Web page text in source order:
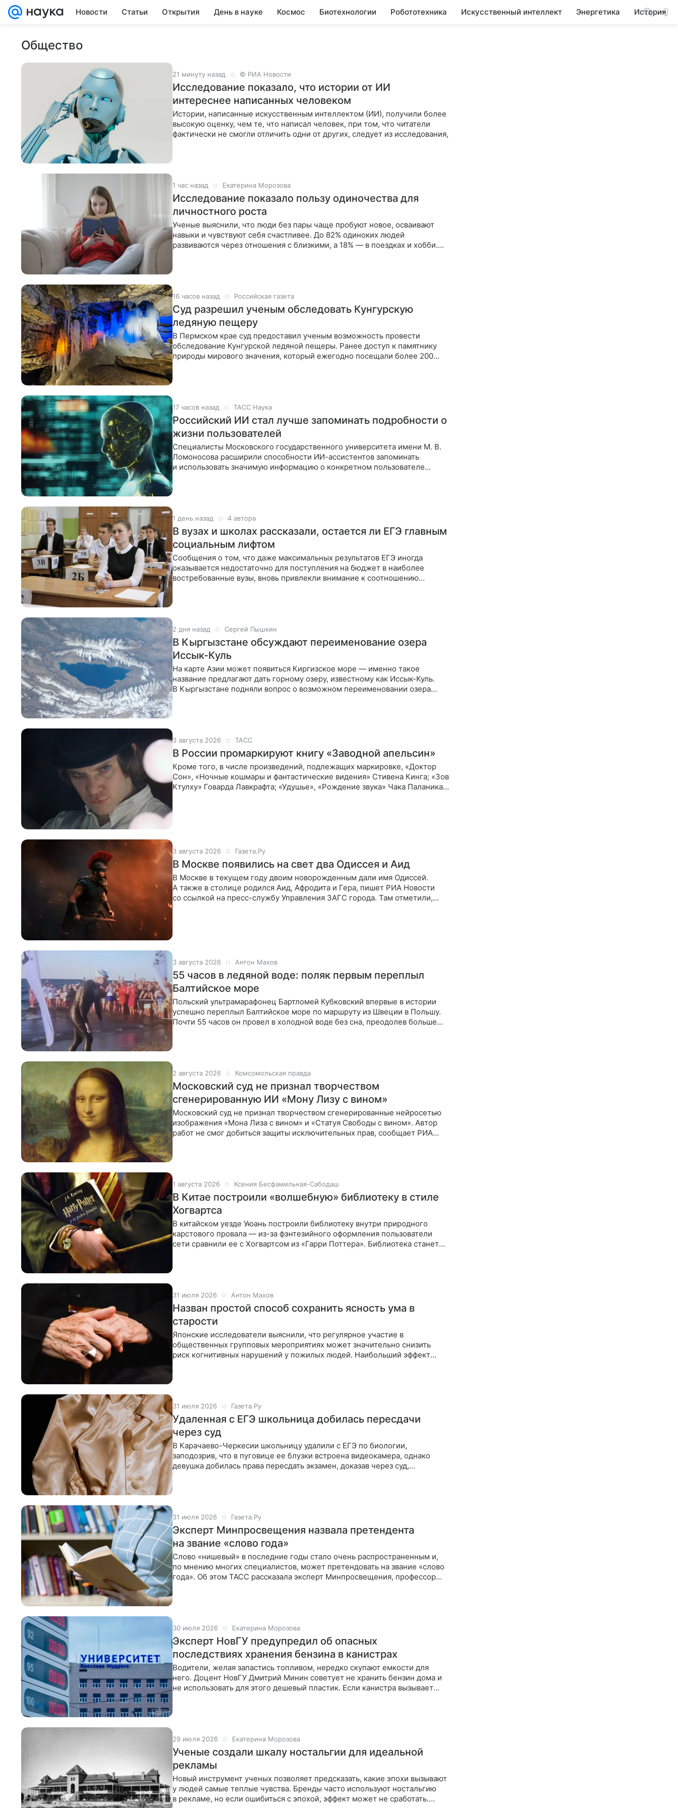
Новости Статьи Открытия День в науке Космос Биотехнологии Робототехника Искусственный интеллект Энергетика История
Общество
21 минуту назад © РИА Новости
Исследование показало, что истории от ИИ
интереснее написанных человеком
Истории, написанные искусственным интеллектом (ИИ), получили более
высокую оценку, чем те, что написал человек, при том, что читатели
фактически не смогли отличить одни от других, следует из исследования,
1 час назад Екатерина Морозова
Исследование показало пользу одиночества для
личностного роста
Ученые выяснили, что люди без пары чаще пробуют новое, осваивают
навыки и чувствуют себя счастливее. До 82% одиноких людей
развиваются через отношения с близкими, а 18% — в поездках и хобби.
16 часов назад Российская газета
Суд разрешил ученым обследовать Кунгурскую
ледяную пещеру
В Пермском крае суд предоставил ученым возможность провести
обследование Кунгурской ледяной пещеры. Ранее доступ к памятнику
природы мирового значения, который ежегодно посещали более 200
17 часов назад ТАСС Наука
Российский ИИ стал лучше запоминать подробности о
жизни пользователей
Специалисты Московского государственного университета имени М. В.
Ломоносова расширили способности ИИ-ассистентов запоминать
и использовать значимую информацию о конкретном пользователе
1 день назад 4 автора
В вузах и школах рассказали, остается ли ЕГЭ главным
социальным лифтом
Сообщения о том, что даже максимальных результатов ЕГЭ иногда
оказывается недостаточно для поступления на бюджет в наиболее
востребованные вузы, вновь привлекли внимание к соотношению
2 дня назад Сергей Пышкин
В Кыргызстане обсуждают переименование озера
Иссык-Куль
На карте Азии может появиться Киргизское море — именно такое
название предлагают дать горному озеру, известному как Иссык-Куль.
В Кыргызстане подняли вопрос о возможном переименовании озера
3 августа 2026 ТАСС
В России промаркируют книгу «Заводной апельсин»
Кроме того, в числе произведений, подлежащих маркировке, «Доктор
Сон», «Ночные кошмары и фантастические видения» Стивена Кинга; «Зов
Ктулху» Говарда Лавкрафта; «Удушье», «Рождение звука» Чака Паланика,
3 августа 2026 Газета.Ру
В Москве появились на свет два Одиссея и Аид
В Москве в текущем году двоим новорожденным дали имя Одиссей.
А также в столице родился Аид, Афродита и Гера, пишет РИА Новости
со ссылкой на пресс-службу Управления ЗАГС города. Там отметили,
3 августа 2026 Антон Махов
55 часов в ледяной воде: поляк первым переплыл
Балтийское море
Польский ультрамарафонец Бартломей Кубковский впервые в истории
успешно переплыл Балтийское море по маршруту из Швеции в Польшу.
Почти 55 часов он провел в холодной воде без сна, преодолев больше
2 августа 2026 Комсомольская правда
Московский суд не признал творчеством
сгенерированную ИИ «Мону Лизу с вином»
Московский суд не признал творчеством сгенерированные нейросетью
изображения «Мона Лиза с вином» и «Статуя Свободы с вином». Автор
работ не смог добиться защиты исключительных прав, сообщает РИА
1 августа 2026 Ксения Бесфамильная-Сабодаш
В Китае построили «волшебную» библиотеку в стиле
Хогвартса
В китайском уезде Уюань построили библиотеку внутри природного
карстового провала — из-за фэнтезийного оформления пользователи
сети сравнили ее с Хогвартсом из «Гарри Поттера». Библиотека станет
31 июля 2026 Антон Махов
Назван простой способ сохранить ясность ума в
старости
Японские исследователи выяснили, что регулярное участие в
общественных групповых мероприятиях может значительно снизить
риск когнитивных нарушений у пожилых людей. Наибольший эффект
31 июля 2026 Газета.Ру
Удаленная с ЕГЭ школьница добилась пересдачи
через суд
В Карачаево-Черкесии школьницу удалили с ЕГЭ по биологии,
заподозрив, что в пуговице ее блузки встроена видеокамера, однако
девушка добилась права пересдать экзамен, доказав через суд,
31 июля 2026 Газета.Ру
Эксперт Минпросвещения назвала претендента
на звание «слово года»
Слово «нишевый» в последние годы стало очень распространенным и,
по мнению многих специалистов, может претендовать на звание «слово
года». Об этом ТАСС рассказала эксперт Минпросвещения, профессор
30 июля 2026 Екатерина Морозова
Эксперт НовГУ предупредил об опасных
последствиях хранения бензина в канистрах
Водители, желая запастись топливом, нередко скупают емкости для
него. Доцент НовГУ Дмитрий Минин советует не хранить бензин дома и
не использовать для этого дешевый пластик. Если канистра вызывает
29 июля 2026 Екатерина Морозова
Ученые создали шкалу ностальгии для идеальной
рекламы
Новый инструмент ученых позволяет предсказать, какие эпохи вызывают
у людей самые теплые чувства. Бренды часто используют ностальгию
в рекламе, но если ошибиться с эпохой, эффект может не сработать.